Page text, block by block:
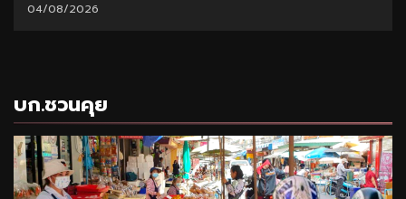
04/08/2026
บก.ชวนคุย